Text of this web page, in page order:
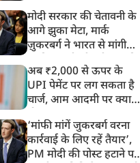
मोदी सरकार की चेतावनी के
आगे झुका मेटा, मार्क
ज़ुकरबर्ग ने भारत से मांगी
अब ₹2,000 से ऊपर के
UPI पेमेंट पर लग सकता है
चार्ज, आम आदमी पर क्या
‘मांफी मांगें जुकरबर्ग वरना
कार्रवाई के लिए रहें तैयार’,
PM मोदी की पोस्ट हटाने पर